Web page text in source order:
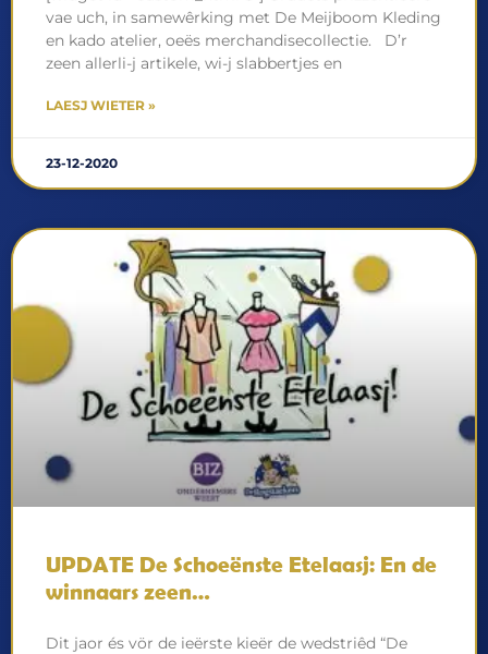
vae uch, in samewêrking met De Meijboom Kleding
en kado atelier, oeës merchandisecollectie. D’r
zeen allerli-j artikele, wi-j slabbertjes en
LAESJ WIETER »
23-12-2020
UPDATE De Schoeënste Etelaasj: En de
winnaars zeen…
Dit jaor és vör de ieërste kieër de wedstriêd “De